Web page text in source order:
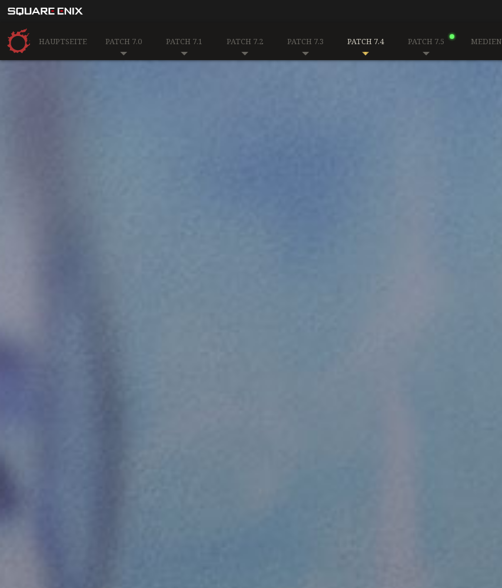
HAUPTSEITE PATCH 7.0 PATCH 7.1 PATCH 7.2 PATCH 7.3 PATCH 7.4 PATCH 7.5 MEDIEN